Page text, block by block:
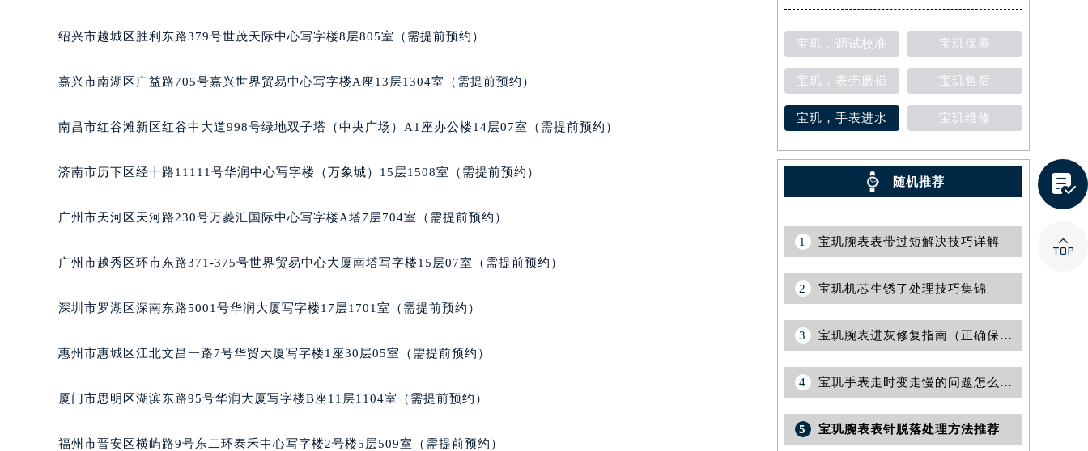
昆明市盘龙区北京路928号同德昆明广场写字楼10层06室（需提前预约）
西安市碑林区南关正街88号华侨城长安国际中心E座6楼10室（需提前预约）
唐山市路南区新华东道100号万达广场写字楼A座10层1002室（需提前预约）
内蒙古自治区呼和浩特市玉泉区大学西街70号华润万象城写字楼（鄂尔多斯大厦）23层2326室（需提前预约）
重庆市解放碑渝中区民权路28号英利国际金融中心写字楼20层01室（需提前预约）
黑龙江省鹤岗市向阳区红军路宝玑售后服务中心（需提前预约）
黑龙江省鸡西市鸡冠区红军路宝玑售后服务中心（需提前预约）
黑龙江省牡丹江市东安区太平路宝玑售后服务中心（需提前预约）
黑龙江省齐齐哈尔市龙沙区龙华路宝玑售后服务中心（需提前预约）
黑龙江省绥化市北林区新华街与康庄路交叉口宝玑售后服务中心（需提前预约）
绍兴市越城区胜利东路379号世茂天际中心写字楼8层805室（需提前预约）
嘉兴市南湖区广益路705号嘉兴世界贸易中心写字楼A座13层1304室（需提前预约）
南昌市红谷滩新区红谷中大道998号绿地双子塔（中央广场）A1座办公楼14层07室（需提前预约）
济南市历下区经十路11111号华润中心写字楼（万象城）15层1508室（需提前预约）
广州市天河区天河路230号万菱汇国际中心写字楼A塔7层704室（需提前预约）
广州市越秀区环市东路371-375号世界贸易中心大厦南塔写字楼15层07室（需提前预约）
深圳市罗湖区深南东路5001号华润大厦写字楼17层1701室（需提前预约）
惠州市惠城区江北文昌一路7号华贸大厦写字楼1座30层05室（需提前预约）
厦门市思明区湖滨东路95号华润大厦写字楼B座11层1104室（需提前预约）
福州市晋安区横屿路9号东二环泰禾中心写字楼2号楼5层509室（需提前预约）
宝玑，调试校准 宝玑保养
宝玑，表壳磨损 宝玑售后
宝玑，手表进水 宝玑维修
随机推荐
1 宝玑腕表表带过短解决技巧详解
2 宝玑机芯生锈了处理技巧集锦
3 宝玑腕表进灰修复指南（正确保养与专业处理方法）
4 宝玑手表走时变走慢的问题怎么处理？
5 宝玑腕表表针脱落处理方法推荐

